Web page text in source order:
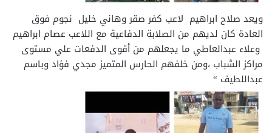
ويعد صلاح ابراهيم لاعب كفر صقر وهاني خليل نجوم فوق
العادة كان لديهم من الصلابة الدفاعية مع اللاعب عصام ابراهيم
وعلاء عبدالعاطي ما يجعلهم من أقوى الدفعات علي مستوى
مراكز الشباب ،ومن خلفهم الحارس المتميز مجدي فؤاد وباسم
عبداللطيف “